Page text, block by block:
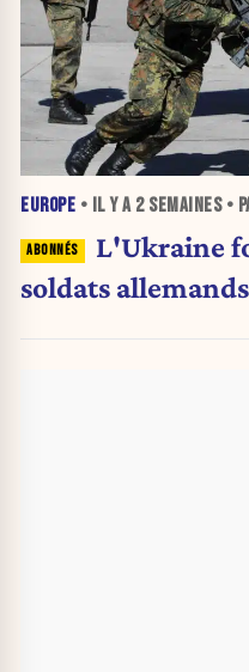
EUROPE • IL Y A 2 SEMAINES•
L'Ukraine
soldats allemands